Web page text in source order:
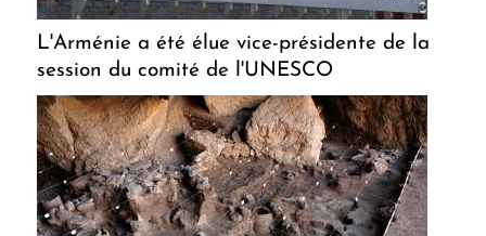
L'Arménie a été élue vice-présidente de la
session du comité de l'UNESCO